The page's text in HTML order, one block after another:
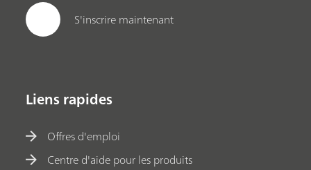
S'inscrire maintenant
Liens rapides
Offres d'emploi
Centre d'aide pour les produits